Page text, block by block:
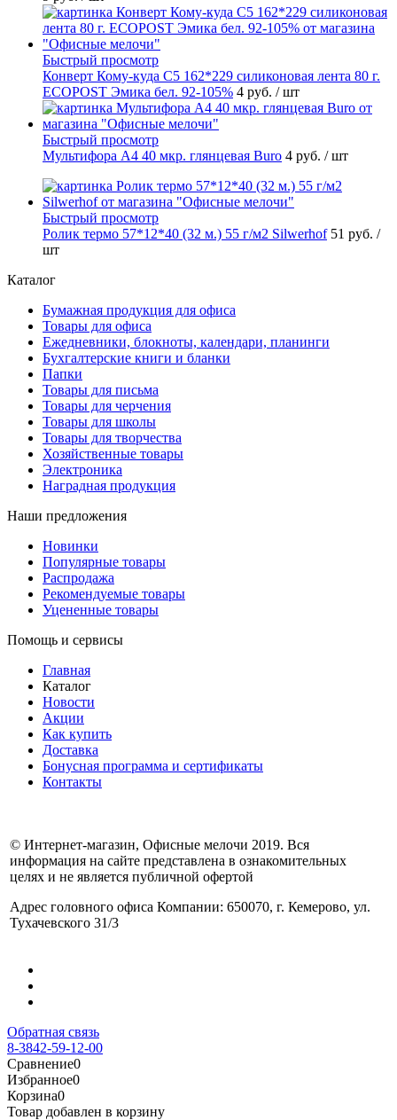
Быстрый просмотр
Конверт Кому-куда С5 162*229 силиконовая лента 80 г.
ECOPOST Эмика бел. 92-105% 4 руб. / шт
Быстрый просмотр
Мультифора А4 40 мкр. глянцевая Buro 4 руб. / шт
Быстрый просмотр
Ролик термо 57*12*40 (32 м.) 55 г/м2 Silwerhof 51 руб. /
шт
Каталог
Бумажная продукция для офиса
Товары для офиса
Ежедневники, блокноты, календари, планинги
Бухгалтерские книги и бланки
Папки
Товары для письма
Товары для черчения
Товары для школы
Товары для творчества
Хозяйственные товары
Электроника
Наградная продукция
Наши предложения
Новинки
Популярные товары
Распродажа
Рекомендуемые товары
Уцененные товары
Помощь и сервисы
Главная
Каталог
Новости
Акции
Как купить
Доставка
Бонусная программа и сертификаты
Контакты
© Интернет-магазин, Офисные мелочи 2019. Вся
информация на сайте представлена в ознакомительных
целях и не является публичной офертой
Адрес головного офиса Компании: 650070, г. Кемерово, ул.
Тухачевского 31/3
Обратная связь
8-3842-59-12-00
Сравнение0
Избранное0
Корзина0
Товар добавлен в корзину